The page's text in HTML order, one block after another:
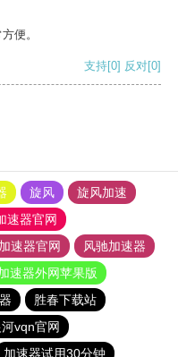
便。
支持[0] 反对[0]
旋风
旋风加速
速器官网
速器官网
风驰加速器
速器外网苹果版
胜春下载站
vqn官网
加速器试用30分钟